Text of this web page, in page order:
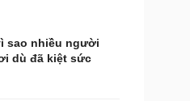
dùng
sao nhiều người
dù đã kiệt sức